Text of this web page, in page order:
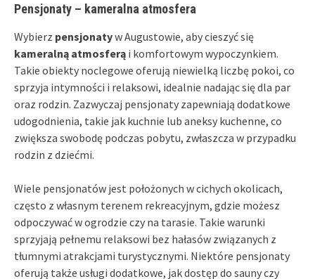
Pensjonaty – kameralna atmosfera
Wybierz pensjonatyw Augustowie, aby cieszyć się
kameralną atmosferą i komfortowym wypoczynkiem.
Takie obiekty noclegowe oferują niewielką liczbę pokoi, co
sprzyja intymności i relaksowi, idealnie nadając się dla par
oraz rodzin. Zazwyczaj pensjonaty zapewniają dodatkowe
udogodnienia, takie jak kuchnie lub aneksy kuchenne, co
zwiększa swobodę podczas pobytu, zwłaszcza w przypadku
rodzin z dziećmi.
Wiele pensjonatów jest położonych w cichych okolicach,
często z własnym terenem rekreacyjnym, gdzie możesz
odpoczywać w ogrodzie czy na tarasie. Takie warunki
sprzyjają pełnemu relaksowi bez hałasów związanych z
tłumnymi atrakcjami turystycznymi. Niektóre pensjonaty
oferują także usługi dodatkowe, jak dostęp do sauny czy